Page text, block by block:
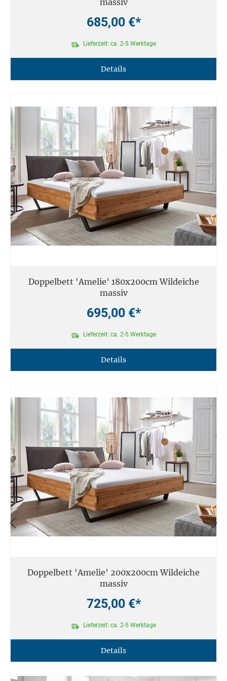
massiv
685,00 €*
Lieferzeit: ca. 2-5 Werktage
Details
Doppelbett 'Amelie' 180x200cm Wildeiche
massiv
695,00 €*
Lieferzeit: ca. 2-5 Werktage
Details
Doppelbett 'Amelie' 200x200cm Wildeiche
massiv
725,00 €*
Lieferzeit: ca. 2-5 Werktage
Details